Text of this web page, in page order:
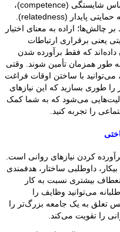
سلامت روان و رفاه ما حیاتی هستند: احساس شایستگی (competence)،
اراده و اختیار (volition) و داشتن یک شبکه حمایتی پایدار (relatedness).
اراده به معنای اختیار
یعنی برقراری ارتباطات
داده‌اند که فقط برآورده شدن
طور همزمان تأمین شوند. وقتی
می‌توانید با ساختن اوقات فراغت
طوری بسازید که این نیازهای
می‌شود که به شما کمک
را تجربه کنید.
کردن نیازهای روانی است.
داوطلبی ساختار، هدفمندی
بیشتری نسبت به کار
می‌توانید وظایف را
تعلق به یک جامعه بزرگ‌تر را
را تقویت می‌کند.